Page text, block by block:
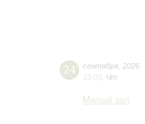
24 сентября 2026
19:00 Чт
Малый зал